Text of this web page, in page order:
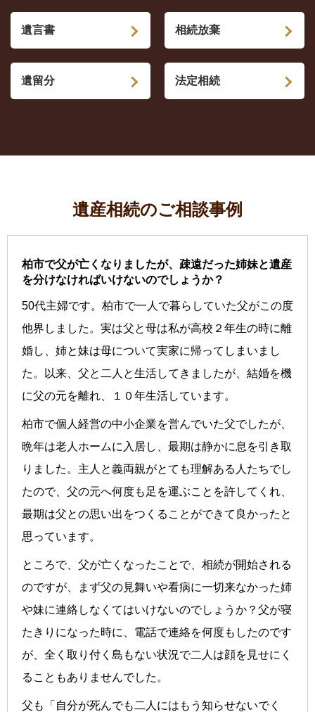
遺言書 相続放棄
遺留分 法定相続
遺産相続のご相談事例
柏市で父が亡くなりましたが、疎遠だった姉妹と遺産
を分けなければいけないのでしょうか？
50代主婦です。柏市で一人で暮らしていた父がこの度
他界しました。実は父と母は私が高校２年生の時に離
婚し、姉と妹は母について実家に帰ってしまいまし
た。以来、父と二人と生活してきましたが、結婚を機
に父の元を離れ、１０年生活しています。
柏市で個人経営の中小企業を営んでいた父でしたが、
晩年は老人ホームに入居し、最期は静かに息を引き取
りました。主人と義両親がとても理解ある人たちでし
たので、父の元へ何度も足を運ぶことを許してくれ、
最期は父との思い出をつくることができて良かったと
思っています。
ところで、父が亡くなったことで、相続が開始される
のですが、まず父の見舞いや看病に一切来なかった姉
や妹に連絡しなくてはいけないのでしょうか？父が寝
たきりになった時に、電話で連絡を何度もしたのです
が、全く取り付く島もない状況で二人は顔を見せにく
ることもありませんでした。
父も「自分が死んでも二人にはもう知らせないでく